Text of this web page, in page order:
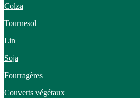
Colza
Tournesol
Lin
Soja
Fourragères
Couverts végétaux